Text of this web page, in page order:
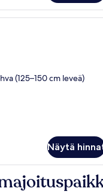
Huone, josta on näkymä
(125–150 cm leveä)
Näytä